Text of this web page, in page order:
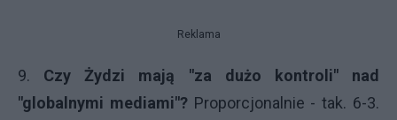
Reklama
9. Czy Żydzi mają "za dużo kontroli" nad
"globalnymi mediami"?Proporcjonalnie - tak. 6-3.